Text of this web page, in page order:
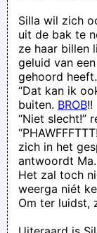
Silla wil zich
uit de bak te
ze haar billen
geluid van
gehoord
“Dat kan ik
buiten. BROB!!
“Niet slecht!”
zich in het
antwoordt Ma.
Het zal toch
weerga niét
Om ter luidst,